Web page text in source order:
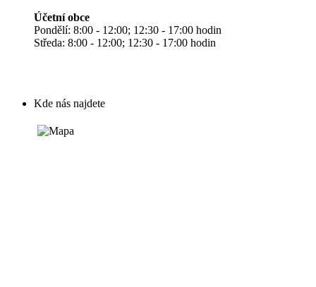
Účetní obce
Pondělí: 8:00 - 12:00; 12:30 - 17:00 hodin
Středa: 8:00 - 12:00; 12:30 - 17:00 hodin
Kde nás najdete